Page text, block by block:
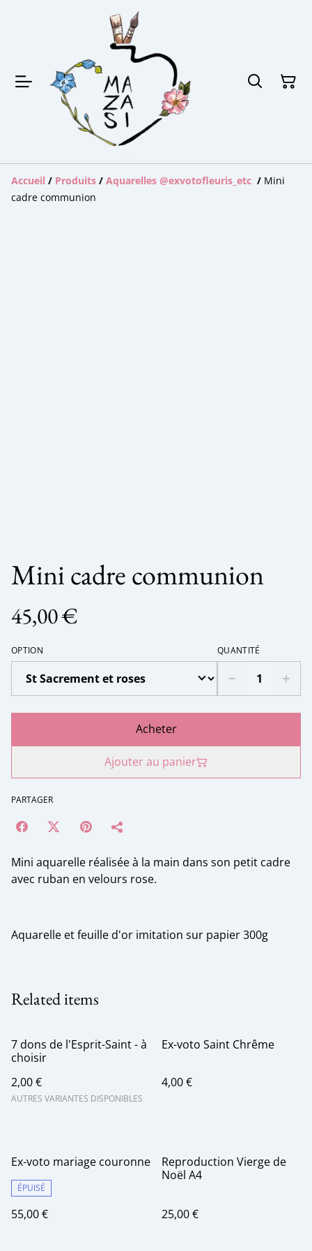
Accueil / Produits / Aquarelles @exvotofleuris_etc / Mini
cadre communion
Mini cadre communion
45,00 €
OPTION QUANTITÉ
Acheter
Ajouter au panier
PARTAGER
Mini aquarelle réalisée à la main dans son petit cadre
avec ruban en velours rose.
Aquarelle et feuille d'or imitation sur papier 300g
Related items
7 dons de l'Esprit-Saint - à
choisir
2,00 €
AUTRES VARIANTES DISPONIBLES
Ex-voto Saint Chrême
4,00 €
Ex-voto mariage couronne
ÉPUISÉ
55,00 €
Reproduction Vierge de
Noël A4
25,00 €